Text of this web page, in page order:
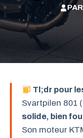
PAR
Tl;dr pour
Svartpilen 801
solide, bien
Son moteur